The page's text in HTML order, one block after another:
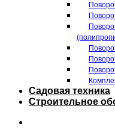
Садовая техника
Строительное